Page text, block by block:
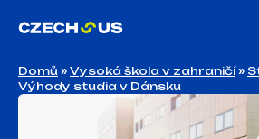
Domů » Vysoká škola v zahraničí»
Výhody studia v Dánsku